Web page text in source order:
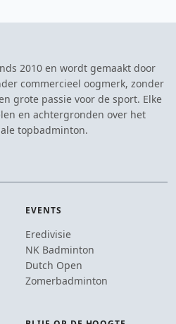
2010 en wordt gemaakt door
commercieel oogmerk, zonder
grote passie voor de sport. Elke
en achtergronden over het
topbadminton.
EVENTS
Eredivisie
NK Badminton
Dutch Open
Zomerbadminton